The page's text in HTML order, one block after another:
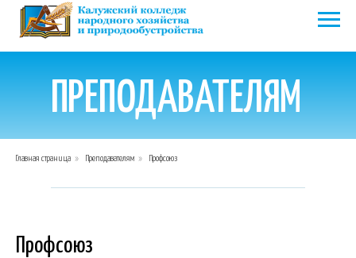
ПРЕПОДАВАТЕЛЯМ
Главная страница » Преподавателям » Профсоюз
Профсоюз